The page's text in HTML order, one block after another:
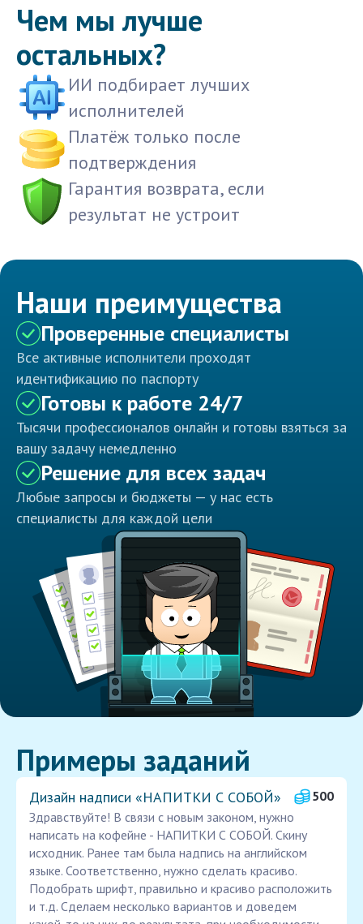
Чем мы лучше
остальных?
ИИ подбирает лучших
исполнителей
Платёж только после
подтверждения
Гарантия возврата, если
результат не устроит
Наши преимущества
Проверенные специалисты
Все активные исполнители проходят
идентификацию по паспорту
Готовы к работе 24/7
Тысячи профессионалов онлайн и готовы взяться за
вашу задачу немедленно
Решение для всех задач
Любые запросы и бюджеты — у нас есть
специалисты для каждой цели
Примеры заданий
Дизайн надписи «НАПИТКИ С СОБОЙ»
500
Здравствуйте! В связи с новым законом, нужно
написать на кофейне - НАПИТКИ С СОБОЙ. Скину
исходник. Ранее там была надпись на английском
языке. Соответственно, нужно сделать красиво.
Подобрать шрифт, правильно и красиво расположить
и т.д. Сделаем несколько вариантов и доведем